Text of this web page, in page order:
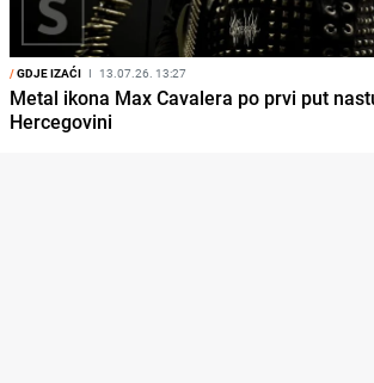
/GDJE IZAĆI I 13.07.26. 13:27
Metal ikona Max Cavalera po prvi put
Hercegovini